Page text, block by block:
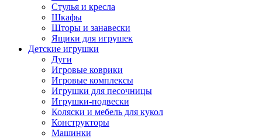
Стулья и кресла
Шкафы
Шторы и занавески
Ящики для игрушек
Детские игрушки
Дуги
Игровые коврики
Игровые комплексы
Игрушки для песочницы
Игрушки-подвески
Коляски и мебель для кукол
Конструкторы
Машинки